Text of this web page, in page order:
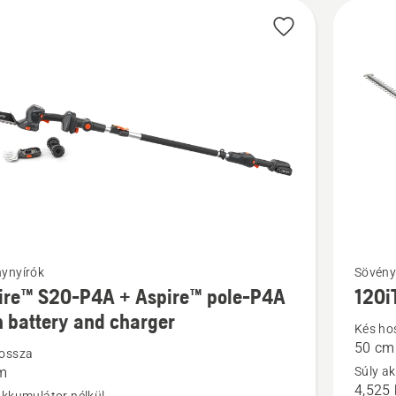
S20-P4A + Aspire™ pole-P4A
battery and charger
További
a(z)
120iTK4-
Kés
50 cm
Súly
4,525